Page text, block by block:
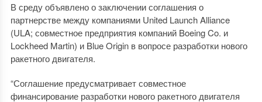
В среду объявлено о заключении соглашения о
партнерстве между компаниями United Launch Alliance
(ULA; совместное предприятия компаний Boeing Co. и
Lockheed Martin) и Blue Origin в вопросе разработки нового
ракетного двигателя.
“Соглашение предусматривает совместное
финансирование разработки нового ракетного двигателя